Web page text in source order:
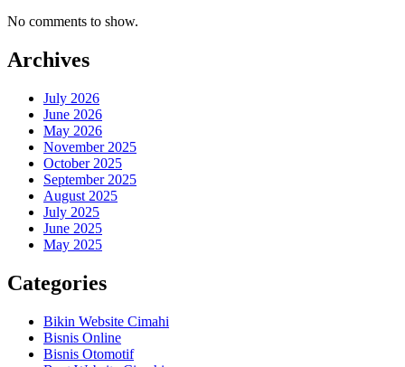
No comments to show.
Archives
July 2026
June 2026
May 2026
November 2025
October 2025
September 2025
August 2025
July 2025
June 2025
May 2025
Categories
Bikin Website Cimahi
Bisnis Online
Bisnis Otomotif